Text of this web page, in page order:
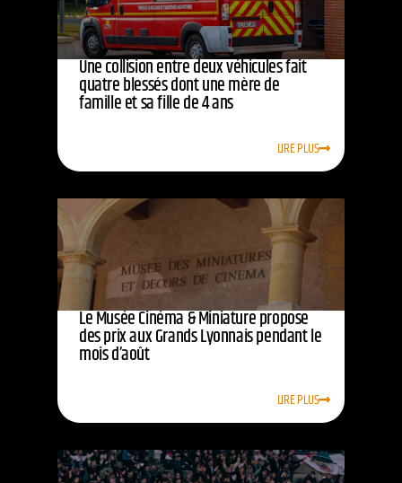
Une collision entre deux véhicules fait
quatre blessés dont une mère de
famille et sa fille de 4 ans
LIRE PLUS
Le Musée Cinéma & Miniature propose
des prix aux Grands Lyonnais pendant le
mois d’août
LIRE PLUS